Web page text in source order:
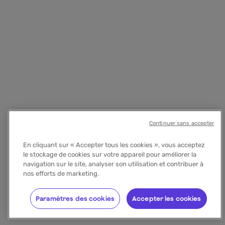
En cliquant sur « Accepter tous les cookies », vous acceptez
le stockage de cookies sur votre appareil pour améliorer la
navigation sur le site, analyser son utilisation et contribuer à
nos efforts de marketing.
Accepter les cookies
Paramètres des cookies
Continuer sans accepter